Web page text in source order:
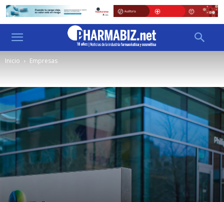
Inicio Empresas